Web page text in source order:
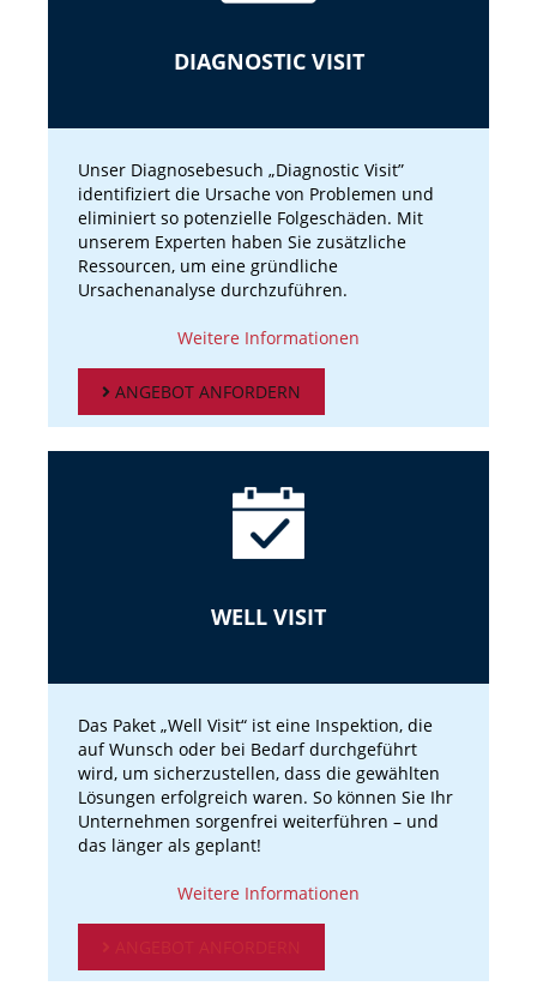
DIAGNOSTIC VISIT
Unser Diagnosebesuch „Diagnostic Visit”
identifiziert die Ursache von Problemen und
eliminiert so potenzielle Folgeschäden. Mit
unserem Experten haben Sie zusätzliche
Ressourcen, um eine gründliche
Ursachenanalyse durchzuführen.
Weitere Informationen
ANGEBOT ANFORDERN
WELL VISIT
Das Paket „Well Visit“ ist eine Inspektion, die
auf Wunsch oder bei Bedarf durchgeführt
wird, um sicherzustellen, dass die gewählten
Lösungen erfolgreich waren. So können Sie Ihr
Unternehmen sorgenfrei weiterführen – und
das länger als geplant!
Weitere Informationen